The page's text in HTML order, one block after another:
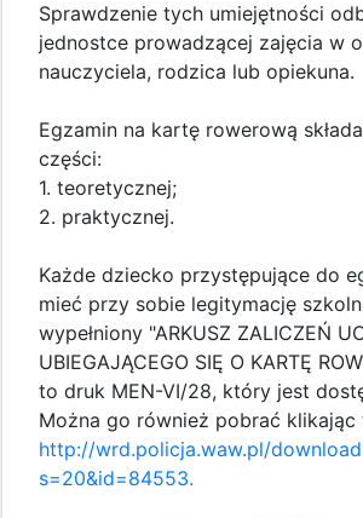
Sprawdzenie tych umiejętności
jednostce prowadzącej zajęcia w
nauczyciela, rodzica lub opiekuna.
Egzamin na kartę rowerową
części:
1. teoretycznej;
2. praktycznej.
Każde dziecko przystępujące do
mieć przy sobie legitymację
wypełniony "ARKUSZ ZALICZEŃ
UBIEGAJĄCEGO SIĘ O KARTĘ
to druk MEN-VI/28, który jest
Można go również pobrać klikając
http://wrd.policja.waw.pl/
s=20&id=84553.